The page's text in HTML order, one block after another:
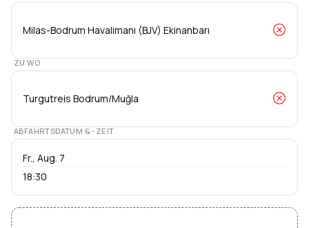
ZU WO
ABFAHRTSDATUM & -ZEIT
18:30